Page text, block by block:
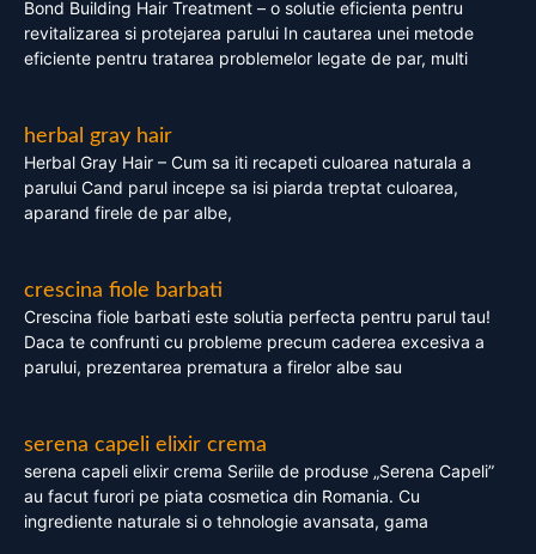
Bond Building Hair Treatment – o solutie eficienta pentru
revitalizarea si protejarea parului In cautarea unei metode
eficiente pentru tratarea problemelor legate de par, multi
herbal gray hair
Herbal Gray Hair – Cum sa iti recapeti culoarea naturala a
parului Cand parul incepe sa isi piarda treptat culoarea,
aparand firele de par albe,
crescina fiole barbati
Crescina fiole barbati este solutia perfecta pentru parul tau!
Daca te confrunti cu probleme precum caderea excesiva a
parului, prezentarea prematura a firelor albe sau
serena capeli elixir crema
serena capeli elixir crema Seriile de produse „Serena Capeli”
au facut furori pe piata cosmetica din Romania. Cu
ingrediente naturale si o tehnologie avansata, gama